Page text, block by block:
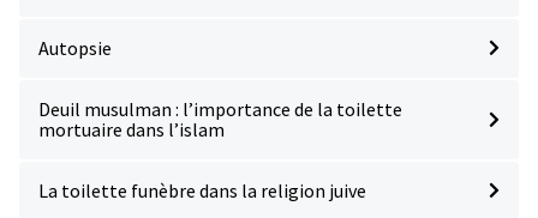
Autopsie
Deuil musulman : l’importance de la toilette
mortuaire dans l’islam
La toilette funèbre dans la religion juive